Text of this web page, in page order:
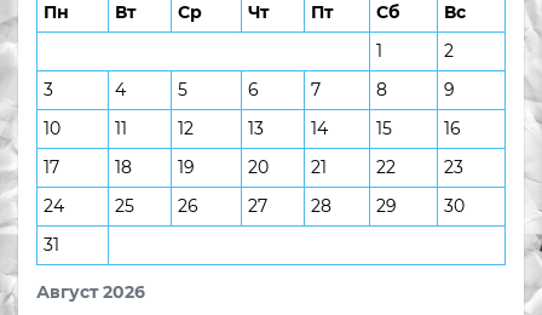
Август 2026
Пн Вт Ср Чт Пт Сб
Вс
1
2
3
4 5 6 7 8
9
10
11 12 13 14 15
16
17
18 19 20 21 22
23
24
25 26 27 28 29
30
31